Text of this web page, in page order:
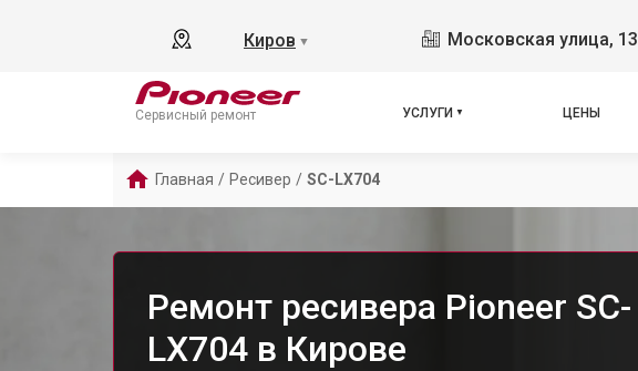
Киров ▼ Московская улица,
Сервисный ремонт УСЛУГИ ЦЕНЫ
Главная / Ресивер / SC-LX704
Ремонт ресивера Pioneer SC-
LX704 в Кирове